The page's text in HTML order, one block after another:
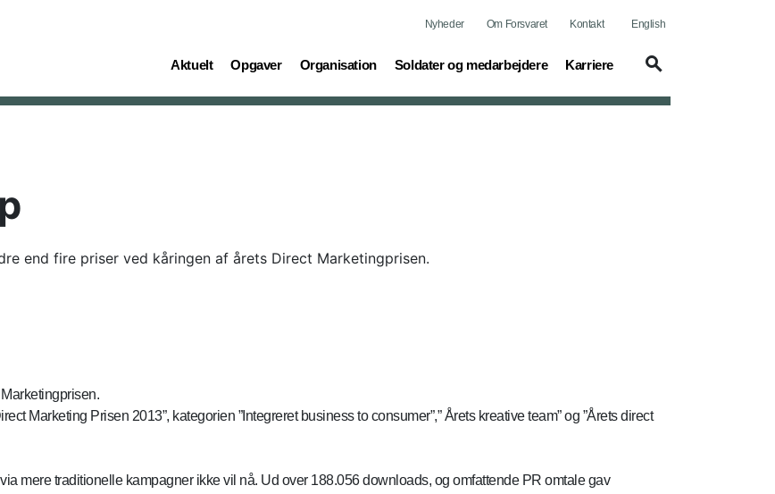
Nyheder Om Forsvaret Kontakt English
Aktuelt
(current) Opgaver
(current) Organisation
(current) Soldater og medarbejdere
(current) Karriere
(current)
end fire priser ved kåringen af årets Direct Marketingprisen.
Marketing Prisen 2013”, kategorien ”Integreret business to consumer”,” Årets kreative team” og ”Årets direct
mere traditionelle kampagner ikke vil nå. Ud over 188.056 downloads, og omfattende PR omtale gav